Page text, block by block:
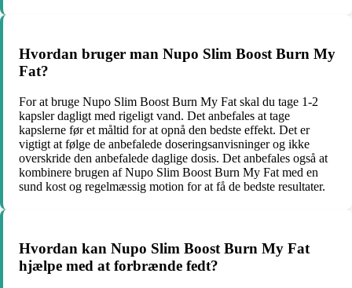
Hvordan bruger man Nupo Slim Boost Burn My
Fat?
For at bruge Nupo Slim Boost Burn My Fat skal du tage 1-2
kapsler dagligt med rigeligt vand. Det anbefales at tage
kapslerne før et måltid for at opnå den bedste effekt. Det er
vigtigt at følge de anbefalede doseringsanvisninger og ikke
overskride den anbefalede daglige dosis. Det anbefales også at
kombinere brugen af Nupo Slim Boost Burn My Fat med en
sund kost og regelmæssig motion for at få de bedste resultater.
Hvordan kan Nupo Slim Boost Burn My Fat
hjælpe med at forbrænde fedt?